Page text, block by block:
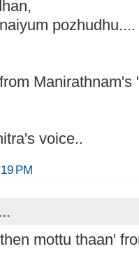
pozhudhu....
Manirathnam's
voice..
PM
mottu thaan'